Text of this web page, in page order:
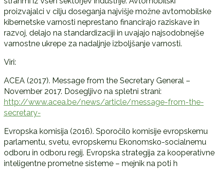
proizvajalci v cilju doseganja najvišje možne avtomobilske
kibernetske varnosti neprestano financirajo raziskave in
razvoj, delajo na standardizaciji in uvajajo najsodobnejše
varnostne ukrepe za nadaljnje izboljšanje varnosti.
Viri:
ACEA (2017). Message from the Secretary General –
November 2017. Dosegljivo na spletni strani:
http://www.acea.be/news/article/message-from-the-
secretary-
Evropska komisija (2016). Sporočilo komisije evropskemu
parlamentu, svetu, evropskemu Ekonomsko-socialnemu
odboru in odboru regij. Evropska strategija za kooperativne
inteligentne prometne sisteme – mejnik na poti h